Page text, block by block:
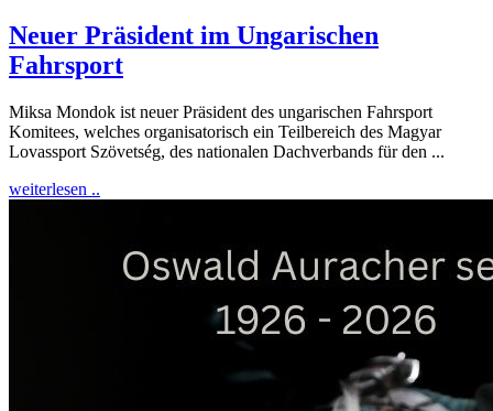
Neuer Präsident im Ungarischen
Fahrsport
Miksa Mondok ist neuer Präsident des ungarischen Fahrsport
Komitees, welches organisatorisch ein Teilbereich des Magyar
Lovassport Szövetség, des nationalen Dachverbands für den ...
weiterlesen ..